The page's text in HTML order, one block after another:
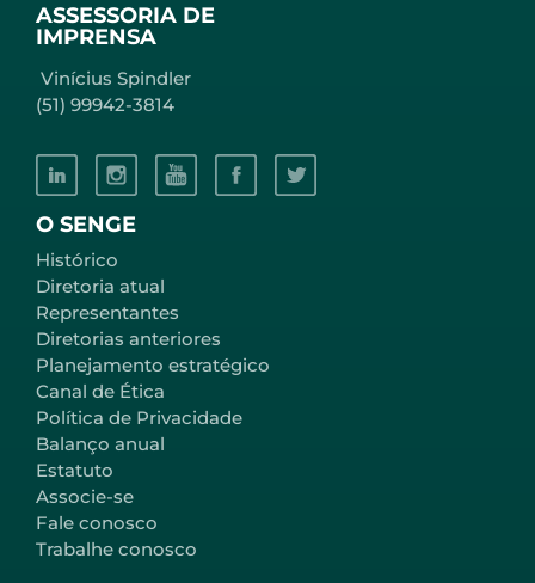
O SENGE
Histórico
Diretoria atual
Representantes
Diretorias anteriores
Planejamento estratégico
Canal de Ética
Política de Privacidade
Balanço anual
Estatuto
Associe-se
Fale conosco
Trabalhe conosco
ASSESSORIA DE
IMPRENSA
Vinícius Spindler
(51) 99942-3814